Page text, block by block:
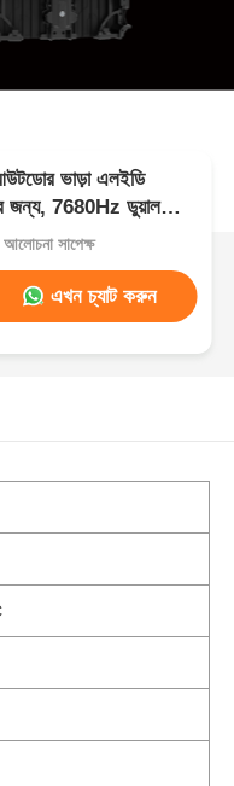
ভাড়া এলইডি
জন্য, 7680Hz ডুয়াল
সাপেক্ষ
এখন চ্যাট করুন